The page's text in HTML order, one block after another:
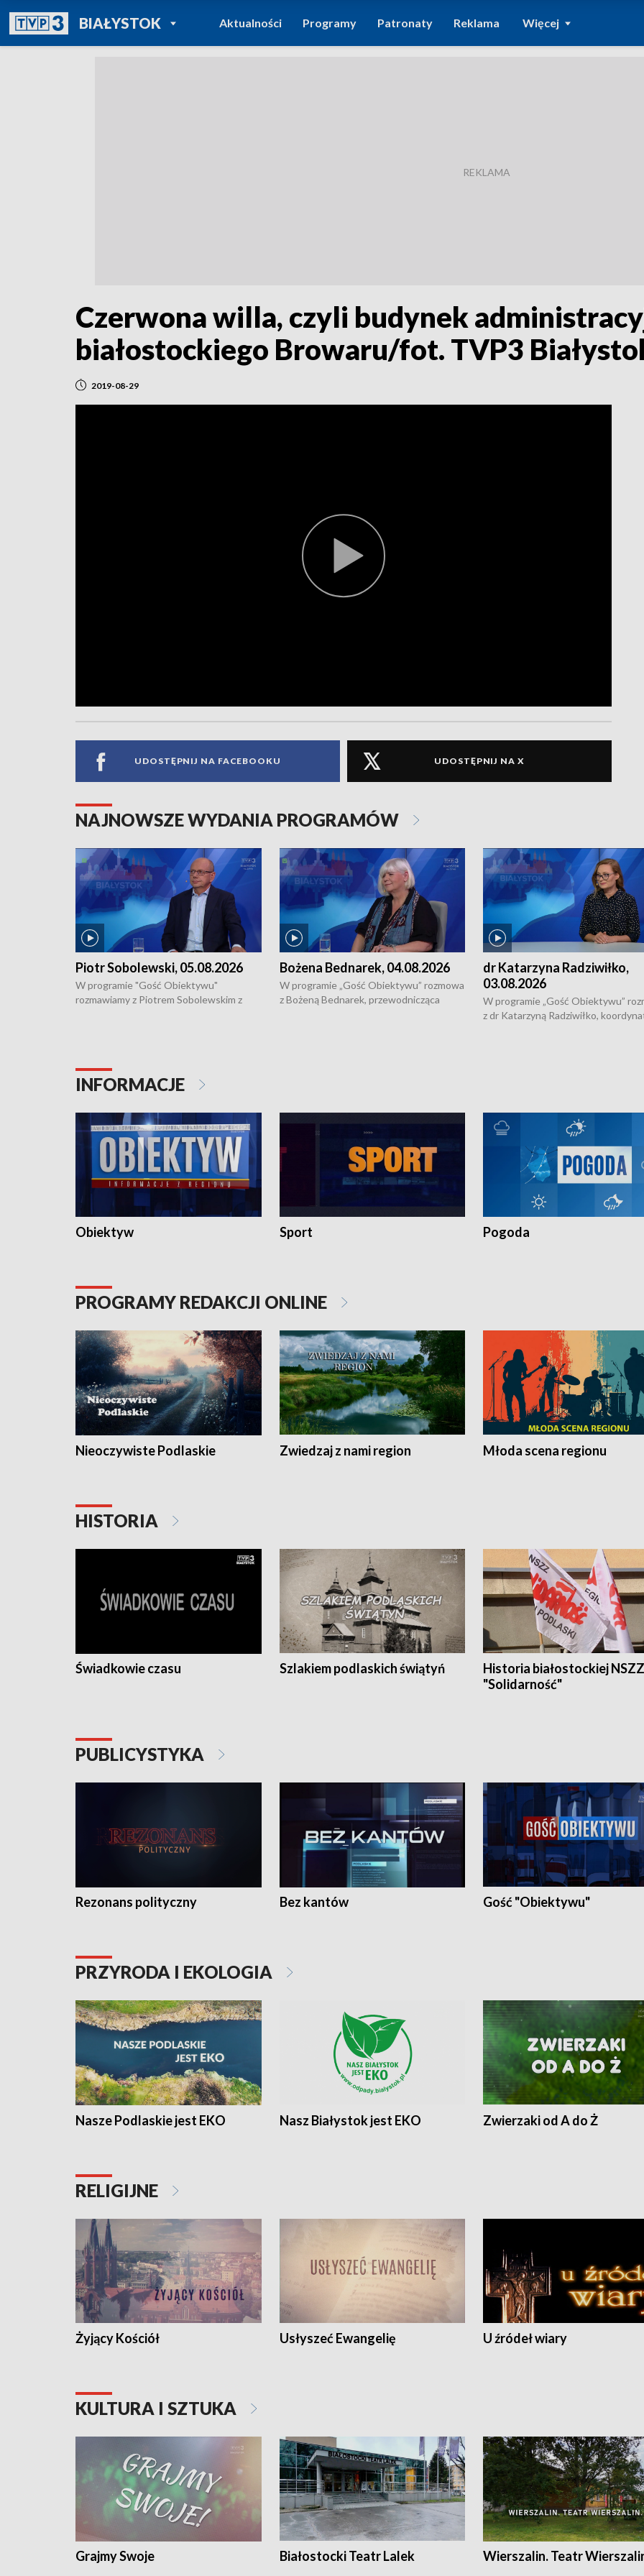
BIAŁYSTOKPOWRÓT DO
TVP REGIONY
Aktualności Programy Patronaty Reklama Więcej
Czerwona willa, czyli budynek
białostockiego Browaru/fot. TVP3
2019-08-29
UDOSTĘPNIJ NA FACEBOOKU UDOSTĘPNIJ NA X
NAJNOWSZE WYDANIA PROGRAMÓW
Piotr Sobolewski, 05.08.2026
W programie "Gość Obiektywu"
rozmawiamy z Piotrem Sobolewskim z
Bożena Bednarek, 04.08.2026
W programie „Gość Obiektywu” rozmowa
z Bożeną Bednarek, przewodnicząca
dr Katarzyna Radziwiłko,
03.08.2026
W programie „Gość Obiektywu”
z dr Katarzyną Radziwiłko,
INFORMACJE
Obiektyw Sport Pogoda
PROGRAMY REDAKCJI ONLINE
Nieoczywiste Podlaskie Zwiedzaj z nami region Młoda scena regionu
HISTORIA
Świadkowie czasu Szlakiem podlaskich świątyń
Historia białostockiej NSZZ
"Solidarność"
PUBLICYSTYKA
Rezonans polityczny Bez kantów Gość "Obiektywu"
PRZYRODA I EKOLOGIA
Nasze Podlaskie jest EKO Nasz Białystok jest EKO Zwierzaki od A do Ż
RELIGIJNE
Żyjący Kościół Usłyszeć Ewangelię U źródeł wiary
KULTURA I SZTUKA
Grajmy Swoje Białostocki Teatr Lalek Wierszalin. Teatr